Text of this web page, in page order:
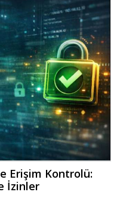
Erişim Kontrolü:
İzinler